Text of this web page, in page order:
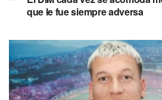
que le fue siempre adversa